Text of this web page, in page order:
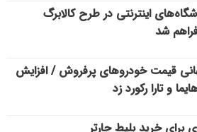
اینترنتی در طرح کالابرگ
شد
قیمت خودروهای پرفروش / افزایش
و تارا رکورد زد
خرید بلیط چارتر